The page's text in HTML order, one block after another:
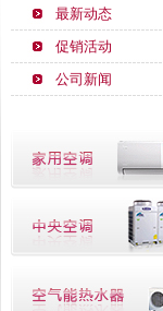
最新动态
促销活动
公司新闻